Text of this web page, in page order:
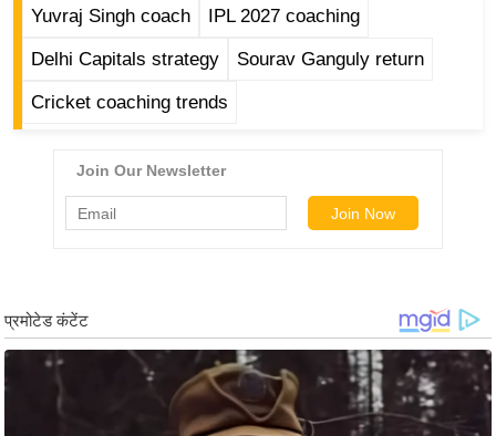
त
बॉ
वु
ल्म
स
Yuvraj Singh coach IPL 2027 coaching
Delhi Capitals strategy Sourav Ganguly return
Cricket coaching trends